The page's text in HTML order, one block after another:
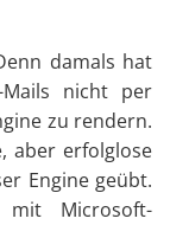
damals hat
Mails nicht per
zu rendern.
aber erfolglose
Engine geübt.
mit Microsoft-